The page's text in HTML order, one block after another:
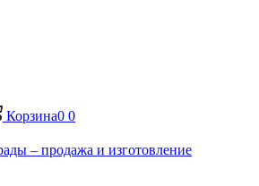
Корзина0 0